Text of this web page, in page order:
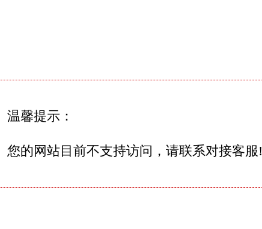
温馨提示：
您的网站目前不支持访问，请联系对接客服!